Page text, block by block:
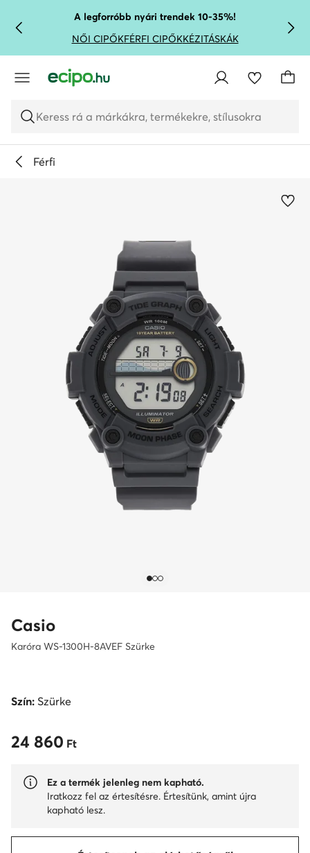
UGRÁS A FŐ TARTALOMRA
UGRÁS A KERESÉSHEZA legforróbb nyári trendek 10-35%!
NŐI CIPŐKFÉRFI CIPŐKKÉZITÁSKÁK
Keress rá a márkákra, termékekre, stílusokra
Férfi
Casio
Karóra WS-1300H-8AVEF Szürke
Szín: Szürke
24 860 Ft
24 860 Ft
Ez a termék jelenleg nem kapható.
Iratkozz fel az értesítésre. Értesítünk, amint újra
kapható lesz.